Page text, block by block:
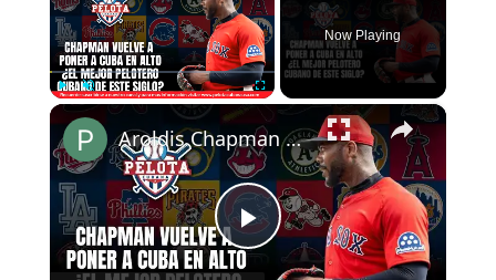
Now Playing
×
Play
Aroldis Chapman vuelve a poner a Cuba en alto ¿Es el mejor pelotero cubano de este siglo?